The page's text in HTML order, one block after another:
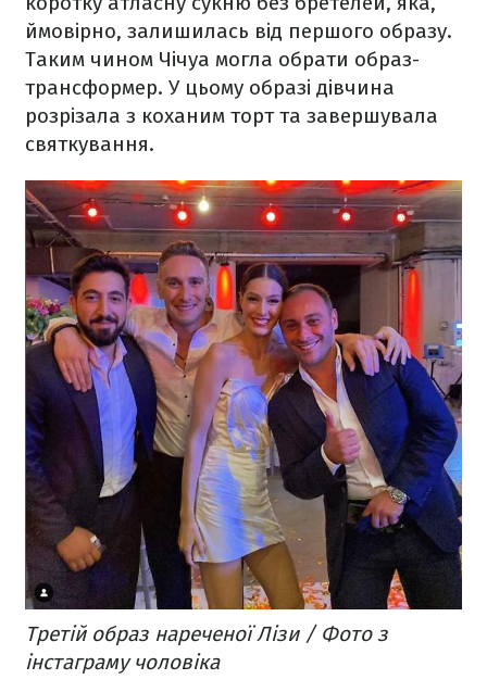
ймовірно, залишилась від першого образу.
Таким чином Чічуа могла обрати образ-
трансформер. У цьому образі дівчина
розрізала з коханим торт та завершувала
святкування.
Третій образ нареченої Лізи / Фото з
інстаграму чоловіка